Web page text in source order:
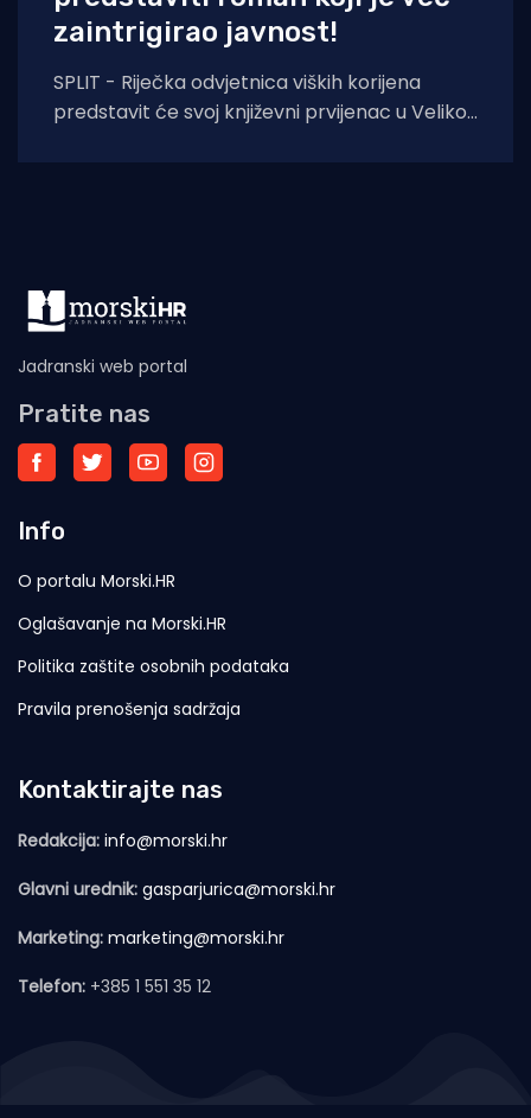
zaintrigirao javnost!
SPLIT - Riječka odvjetnica viških korijena
predstavit će svoj književni prvijenac u Velikoj
Jadranski web portal
Pratite nas
Info
O portalu Morski.HR
Oglašavanje na Morski.HR
Politika zaštite osobnih podataka
Pravila prenošenja sadržaja
Kontaktirajte nas
Redakcija: info@morski.hr
Glavni urednik: gasparjurica@morski.hr
Marketing: marketing@morski.hr
Telefon: +385 1 551 35 12